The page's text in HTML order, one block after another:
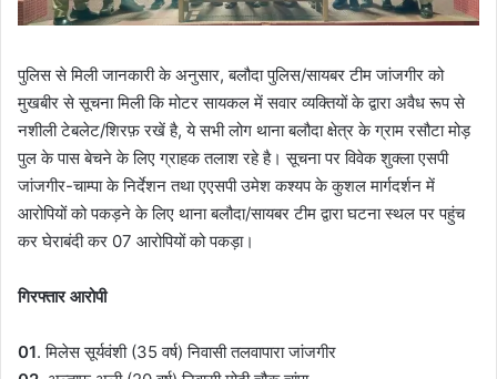
पुलिस से मिली जानकारी के अनुसार, बलौदा पुलिस/सायबर टीम जांजगीर को
मुखबीर से सूचना मिली कि मोटर सायकल में सवार व्यक्तियों के द्वारा अवैध रूप से
नशीली टेबलेट/शिरफ़ रखें है, ये सभी लोग थाना बलौदा क्षेत्र के ग्राम रसौटा मोड़
पुल के पास बेचने के लिए ग्राहक तलाश रहे है। सूचना पर विवेक शुक्ला एसपी
जांजगीर-चाम्पा के निर्देशन तथा एएसपी उमेश कश्यप के कुशल मार्गदर्शन में
आरोपियों को पकड़ने के लिए थाना बलौदा/सायबर टीम द्वारा घटना स्थल पर पहुंच
कर घेराबंदी कर 07 आरोपियों को पकड़ा।
गिरफ्तार आरोपी
01. मिलेस सूर्यवंशी (35 वर्ष) निवासी तलवापारा जांजगीर